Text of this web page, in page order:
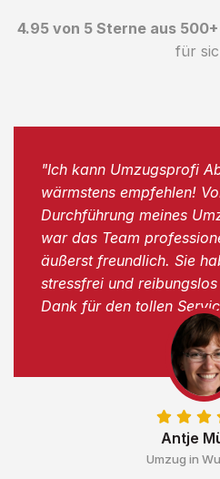
4.95 von 5 Sterne aus
für
Antje
Umzug in
"Ich kann Umzugsprofi
wärmstens empfehlen!
Durchführung meines
war das Team
äußerst freundlich. Sie
stressfrei und
Dank für den tollen